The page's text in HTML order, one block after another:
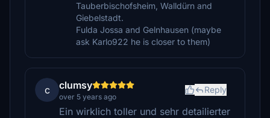
Tauberbischofsheim, Walldürn and
Giebelstadt.
Fulda Jossa and Gelnhausen (maybe
ask Karlo922 he is closer to them)
c clumsy
over 5 years ago
Reply
Ein wirklich toller und sehr detailierter